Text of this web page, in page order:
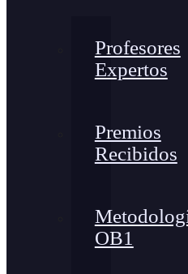
Profesores
Expertos
Premios
Recibidos
OB1